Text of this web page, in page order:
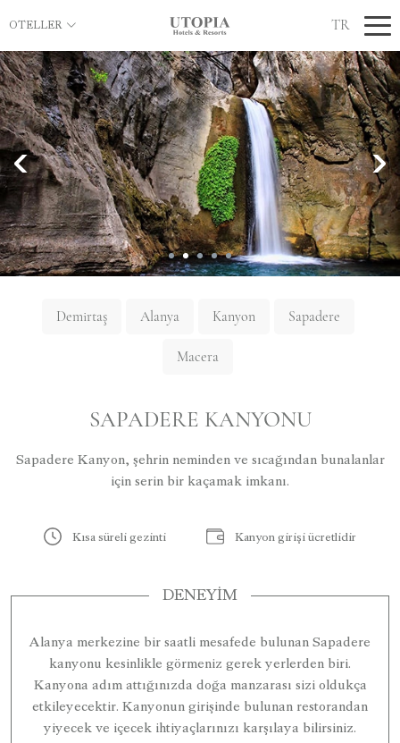
OTELLER TR
Demirtaş Alanya Kanyon Sapadere
Macera
SAPADERE KANYONU
Sapadere Kanyon, şehrin neminden ve sıcağından bunalanlar
için serin bir kaçamak imkanı.
Kısa süreli gezinti Kanyon girişi ücretlidir
DENEYIM
Alanya merkezine bir saatli mesafede bulunan Sapadere
kanyonu kesinlikle görmeniz gerek yerlerden biri.
Kanyona adım attığınızda doğa manzarası sizi oldukça
etkileyecektir. Kanyonun girişinde bulunan restorandan
yiyecek ve içecek ihtiyaçlarınızı karşılaya bilirsiniz.